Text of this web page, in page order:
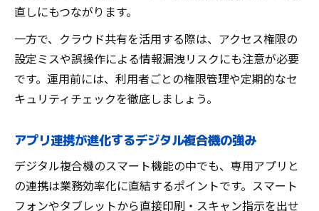
直しにもつながります。
一方で、クラウド共有を活用する際は、アクセス権限の
設定ミスや誤操作による情報漏洩リスクにも注意が必要
です。運用前には、利用者ごとの権限管理や定期的なセ
キュリティチェックを徹底しましょう。
アプリ連携が進化するデジタル複合機の強み
デジタル複合機のスマート機能の中でも、専用アプリと
の連携は業務効率化に直結するポイントです。スマート
フォンやタブレットから直接印刷・スキャン指示を出せ